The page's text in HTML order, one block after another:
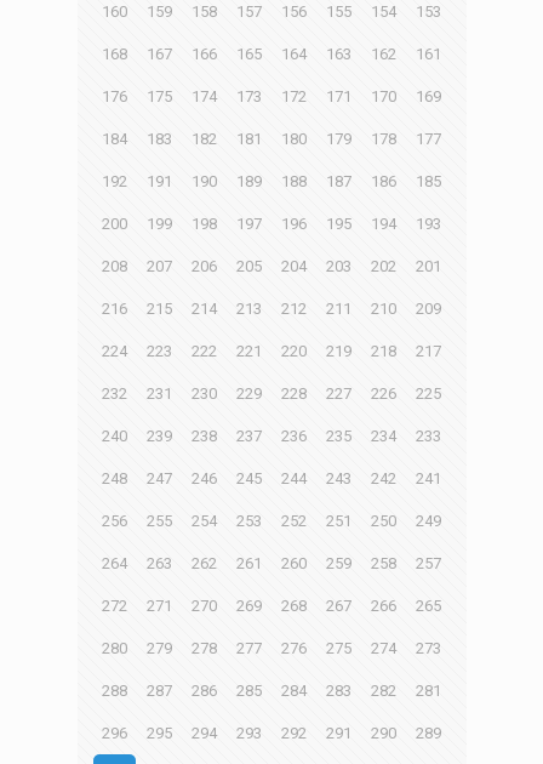
153
154
155
156
157
158
159
160
161
162
163
164
165
166
167
168
169
170
171
172
173
174
175
176
177
178
179
180
181
182
183
184
185
186
187
188
189
190
191
192
193
194
195
196
197
198
199
200
201
202
203
204
205
206
207
208
209
210
211
212
213
214
215
216
217
218
219
220
221
222
223
224
225
226
227
228
229
230
231
232
233
234
235
236
237
238
239
240
241
242
243
244
245
246
247
248
249
250
251
252
253
254
255
256
257
258
259
260
261
262
263
264
265
266
267
268
269
270
271
272
273
274
275
276
277
278
279
280
281
282
283
284
285
286
287
288
289
290
291
292
293
294
295
296